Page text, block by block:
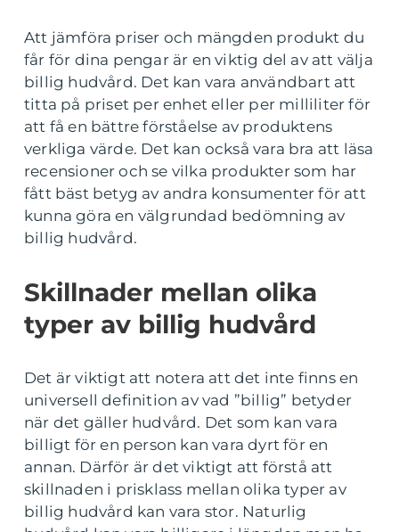
Att jämföra priser och mängden produkt du
får för dina pengar är en viktig del av att välja
billig hudvård. Det kan vara användbart att
titta på priset per enhet eller per milliliter för
att få en bättre förståelse av produktens
verkliga värde. Det kan också vara bra att läsa
recensioner och se vilka produkter som har
fått bäst betyg av andra konsumenter för att
kunna göra en välgrundad bedömning av
billig hudvård.
Skillnader mellan olika
typer av billig hudvård
Det är viktigt att notera att det inte finns en
universell definition av vad ”billig” betyder
när det gäller hudvård. Det som kan vara
billigt för en person kan vara dyrt för en
annan. Därför är det viktigt att förstå att
skillnaden i prisklass mellan olika typer av
billig hudvård kan vara stor. Naturlig